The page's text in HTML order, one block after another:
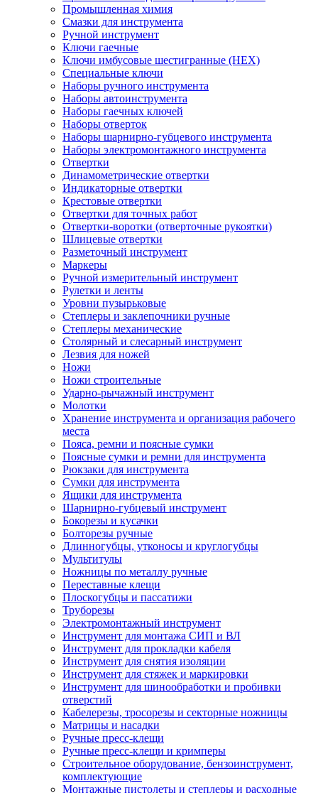
Промышленная химия
Смазки для инструмента
Ручной инструмент
Ключи гаечные
Ключи имбусовые шестигранные (HEX)
Специальные ключи
Наборы ручного инструмента
Наборы автоинструмента
Наборы гаечных ключей
Наборы отверток
Наборы шарнирно-губцевого инструмента
Наборы электромонтажного инструмента
Отвертки
Динамометрические отвертки
Индикаторные отвертки
Крестовые отвертки
Отвертки для точных работ
Отвертки-воротки (отверточные рукоятки)
Шлицевые отвертки
Разметочный инструмент
Маркеры
Ручной измерительный инструмент
Рулетки и ленты
Уровни пузырьковые
Степлеры и заклепочники ручные
Степлеры механические
Столярный и слесарный инструмент
Лезвия для ножей
Ножи
Ножи строительные
Ударно-рычажный инструмент
Молотки
Хранение инструмента и организация рабочего
места
Пояса, ремни и поясные сумки
Поясные сумки и ремни для инструмента
Рюкзаки для инструмента
Сумки для инструмента
Ящики для инструмента
Шарнирно-губцевый инструмент
Бокорезы и кусачки
Болторезы ручные
Длинногубцы, утконосы и круглогубцы
Мультитулы
Ножницы по металлу ручные
Переставные клещи
Плоскогубцы и пассатижи
Труборезы
Электромонтажный инструмент
Инструмент для монтажа СИП и ВЛ
Инструмент для прокладки кабеля
Инструмент для снятия изоляции
Инструмент для стяжек и маркировки
Инструмент для шинообработки и пробивки
отверстий
Кабелерезы, тросорезы и секторные ножницы
Матрицы и насадки
Ручные пресс-клещи
Ручные пресс-клещи и кримперы
Строительное оборудование, бензоинструмент,
комплектующие
Монтажные пистолеты и степлеры и расходные